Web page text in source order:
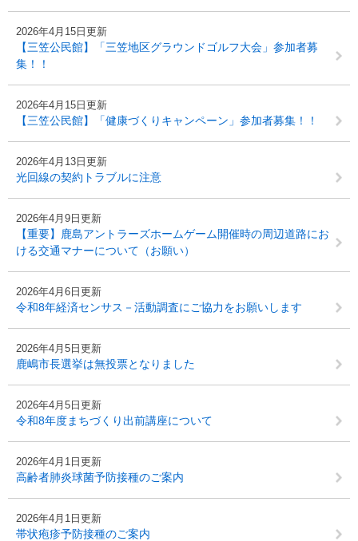
2026年4月15日更新
【三笠公民館】「三笠地区グラウンドゴルフ大会」参加者募
集！！
2026年4月15日更新
【三笠公民館】「健康づくりキャンペーン」参加者募集！！
2026年4月13日更新
光回線の契約トラブルに注意
2026年4月9日更新
【重要】鹿島アントラーズホームゲーム開催時の周辺道路にお
ける交通マナーについて（お願い）
2026年4月6日更新
令和8年経済センサス－活動調査にご協力をお願いします
2026年4月5日更新
鹿嶋市長選挙は無投票となりました
2026年4月5日更新
令和8年度まちづくり出前講座について
2026年4月1日更新
高齢者肺炎球菌予防接種のご案内
2026年4月1日更新
帯状疱疹予防接種のご案内